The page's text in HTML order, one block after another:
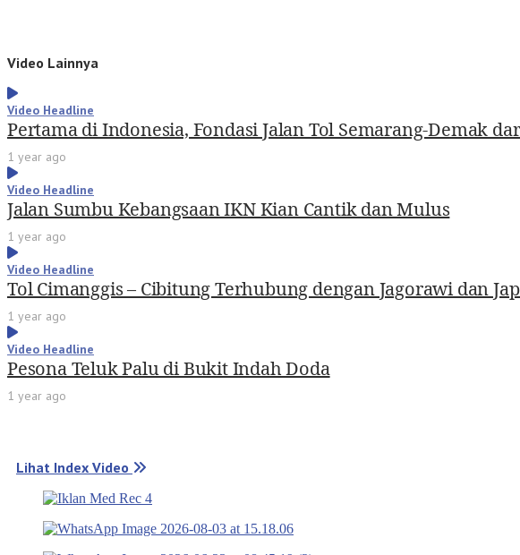
Video Lainnya
Video Headline
Pertama di Indonesia, Fondasi Jalan Tol Semarang-Demak
1 year ago
Video Headline
Jalan Sumbu Kebangsaan IKN Kian Cantik dan Mulus
1 year ago
Video Headline
Tol Cimanggis – Cibitung Terhubung dengan Jagorawi dan
1 year ago
Video Headline
Pesona Teluk Palu di Bukit Indah Doda
1 year ago
Lihat Index Video